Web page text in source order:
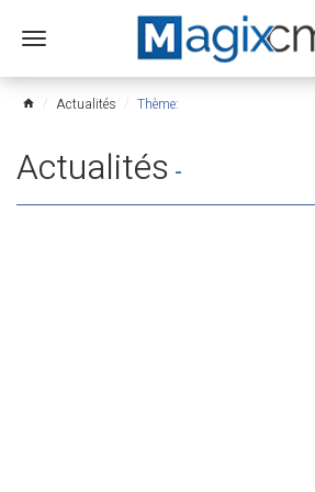
Ouvrir
menu
home Actualités Thème:
Actualités -